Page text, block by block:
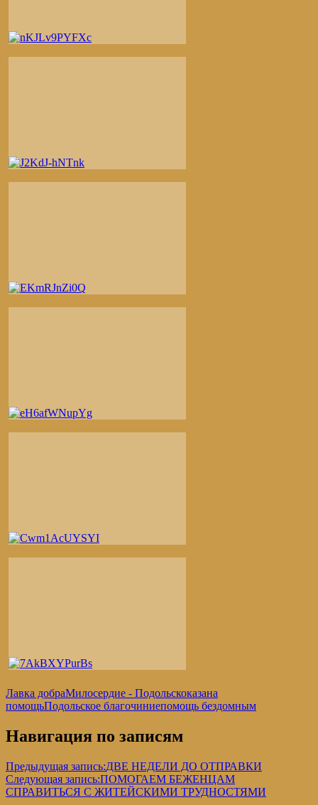
Лавка добраМилосердие - Подольскоказана
помощьПодольское благочиниепомощь бездомным
Навигация по записям
Предыдущая запись:ДВЕ НЕДЕЛИ ДО ОТПРАВКИ
Следующая запись:ПОМОГАЕМ БЕЖЕНЦАМ
СПРАВИТЬСЯ С ЖИТЕЙСКИМИ ТРУДНОСТЯМИ